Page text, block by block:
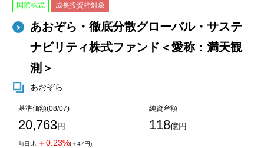
国際株式 成長投資枠対象
あおぞら・徹底分散グローバル・サステ
ナビリティ株式ファンド＜愛称：満天観
測＞
あおぞら
基準価額(08/07)
20,763円
純資産額
118億円
前日比: ＋0.23%(＋47円)